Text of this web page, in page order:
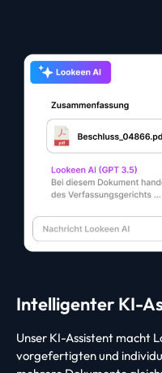
Intelligenter KI-
Unser KI-Assistent macht
vorgefertigten und